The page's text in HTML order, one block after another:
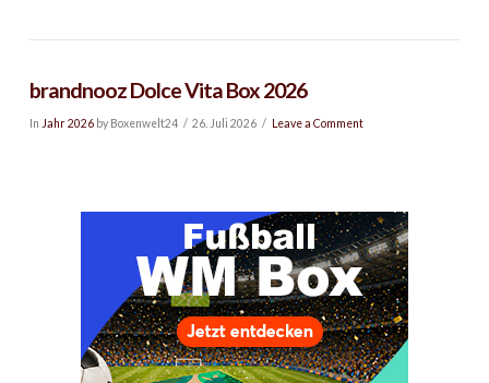
brandnooz Dolce Vita Box 2026
In Jahr 2026by Boxenwelt24 26. Juli 2026 Leave a Comment